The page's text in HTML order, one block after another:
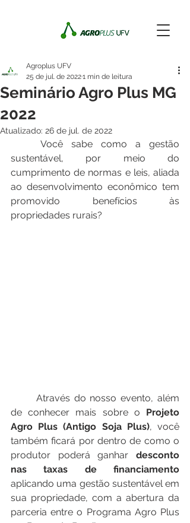
Seminário Agro Plus MG
2022
Agroplus UFV
25 de jul. de 20221 min de leitura
Atualizado: 26 de jul. de 2022
sustentável, por meio do
cumprimento de normas e leis, aliada
ao desenvolvimento econômico tem
promovido benefícios às
propriedades rurais?
de conhecer mais sobre o Projeto
Agro Plus (Antigo Soja Plus), você
também ficará por dentro de como o
produtor poderá ganhar desconto
nas taxas de financiamento
aplicando uma gestão sustentável em
sua propriedade, com a abertura da
parceria entre o Programa Agro Plus